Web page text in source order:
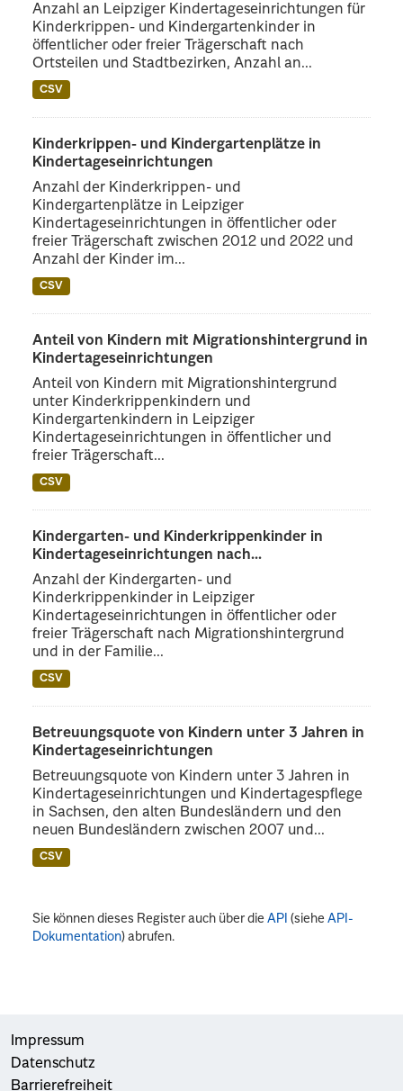
Anzahl an Leipziger Kindertageseinrichtungen für
Kinderkrippen- und Kindergartenkinder in
öffentlicher oder freier Trägerschaft nach
Ortsteilen und Stadtbezirken, Anzahl an...
CSV
Kinderkrippen- und Kindergartenplätze in
Kindertageseinrichtungen
Anzahl der Kinderkrippen- und
Kindergartenplätze in Leipziger
Kindertageseinrichtungen in öffentlicher oder
freier Trägerschaft zwischen 2012 und 2022 und
Anzahl der Kinder im...
CSV
Anteil von Kindern mit Migrationshintergrund in
Kindertageseinrichtungen
Anteil von Kindern mit Migrationshintergrund
unter Kinderkrippenkindern und
Kindergartenkindern in Leipziger
Kindertageseinrichtungen in öffentlicher und
freier Trägerschaft...
CSV
Kindergarten- und Kinderkrippenkinder in
Kindertageseinrichtungen nach...
Anzahl der Kindergarten- und
Kinderkrippenkinder in Leipziger
Kindertageseinrichtungen in öffentlicher oder
freier Trägerschaft nach Migrationshintergrund
und in der Familie...
CSV
Betreuungsquote von Kindern unter 3 Jahren in
Kindertageseinrichtungen
Betreuungsquote von Kindern unter 3 Jahren in
Kindertageseinrichtungen und Kindertagespflege
in Sachsen, den alten Bundesländern und den
neuen Bundesländern zwischen 2007 und...
CSV
Sie können dieses Register auch über dieAPI (sieheAPI-
Dokumentation) abrufen.
Impressum
Datenschutz
Barrierefreiheit